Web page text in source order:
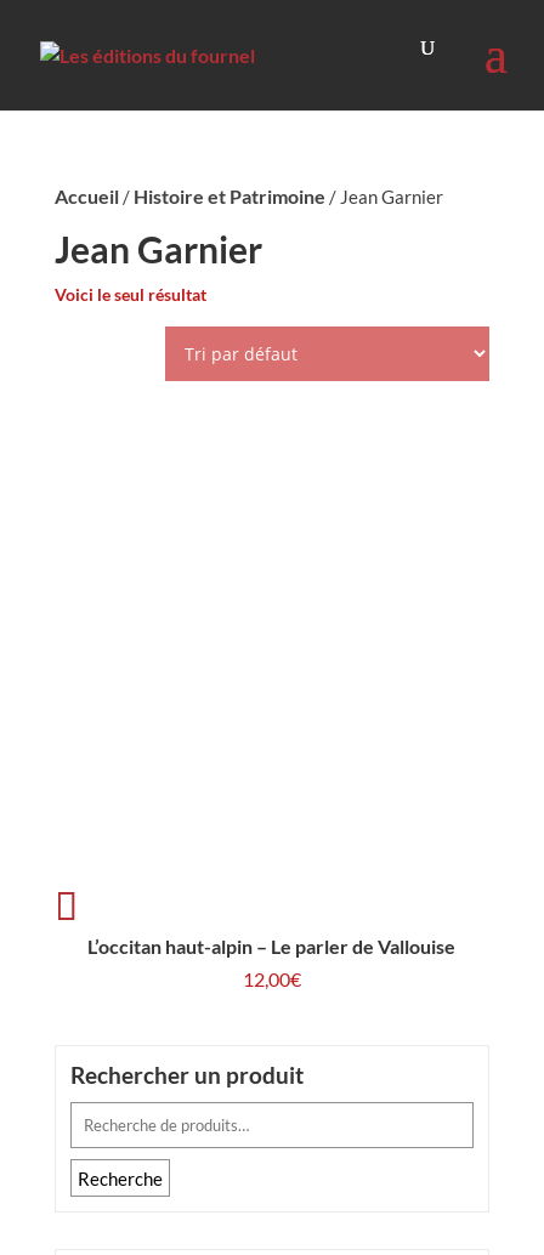
Accueil/ Histoire et Patrimoine / Jean Garnier
Jean Garnier
Voici le seul résultat
L’occitan haut-alpin – Le parler de Vallouise
12,00€
Rechercher un produit
Recherche
pour :
Recherche